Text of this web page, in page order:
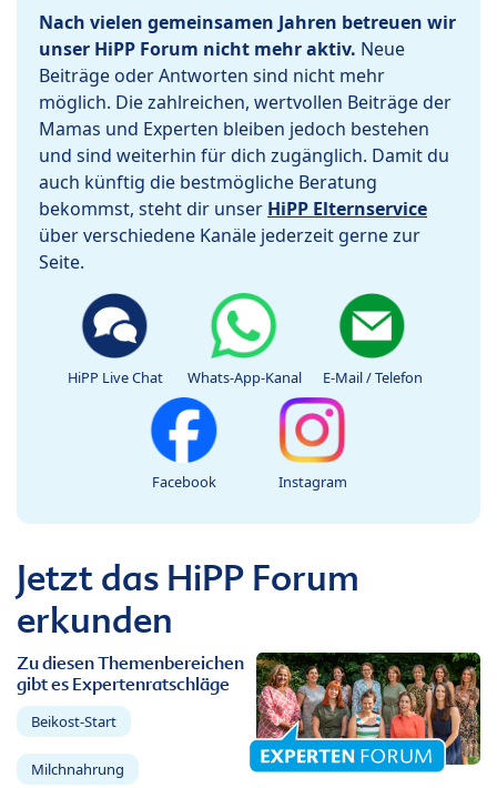
Nach vielen gemeinsamen Jahren betreuen wir
unser HiPP Forum nicht mehr aktiv. Neue
Beiträge oder Antworten sind nicht mehr
möglich. Die zahlreichen, wertvollen Beiträge der
Mamas und Experten bleiben jedoch bestehen
und sind weiterhin für dich zugänglich. Damit du
auch künftig die bestmögliche Beratung
bekommst, steht dir unser HiPP Elternservice
über verschiedene Kanäle jederzeit gerne zur
Seite.
HiPP Live Chat Whats-App-Kanal E-Mail / Telefon
Facebook Instagram
Jetzt das HiPP Forum
erkunden
Zu diesen Themenbereichen
gibt es Expertenratschläge
Beikost-Start
Milchnahrung